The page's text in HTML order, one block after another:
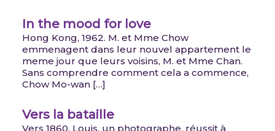
In the mood for love
Hong Kong, 1962. M. et Mme Chow
emmenagent dans leur nouvel appartement le
meme jour que leurs voisins, M. et Mme Chan.
Sans comprendre comment cela a commence,
Chow Mo-wan […]
Vers la bataille
Vers 1860, Louis, un photographe, réussit à